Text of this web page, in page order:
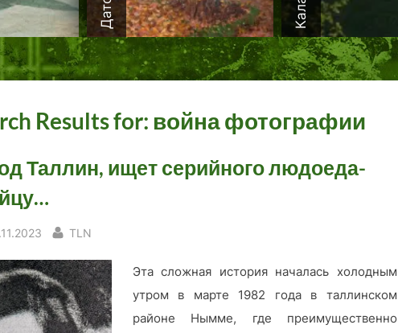
Results for: война фотографии
Таллин, ищет серийного людоеда-
By
TLN
Эта сложная история началась холодным
утром в марте 1982 года в таллинском
районе Нымме, где преимущественно